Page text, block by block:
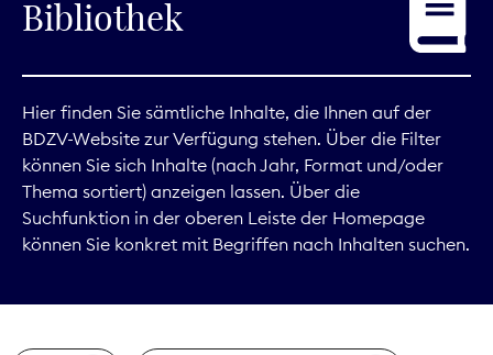
Service
Digitales
Kommunikation
Marktdaten
Bibliothek
Hier finden Sie sämtliche Inhalte, die Ihnen auf der
BDZV-Website zur Verfügung stehen. Über die Filter
können Sie sich Inhalte (nach Jahr, Format und/oder
Thema sortiert) anzeigen lassen. Über die
Suchfunktion in der oberen Leiste der Homepage
können Sie konkret mit Begriffen nach Inhalten suchen.